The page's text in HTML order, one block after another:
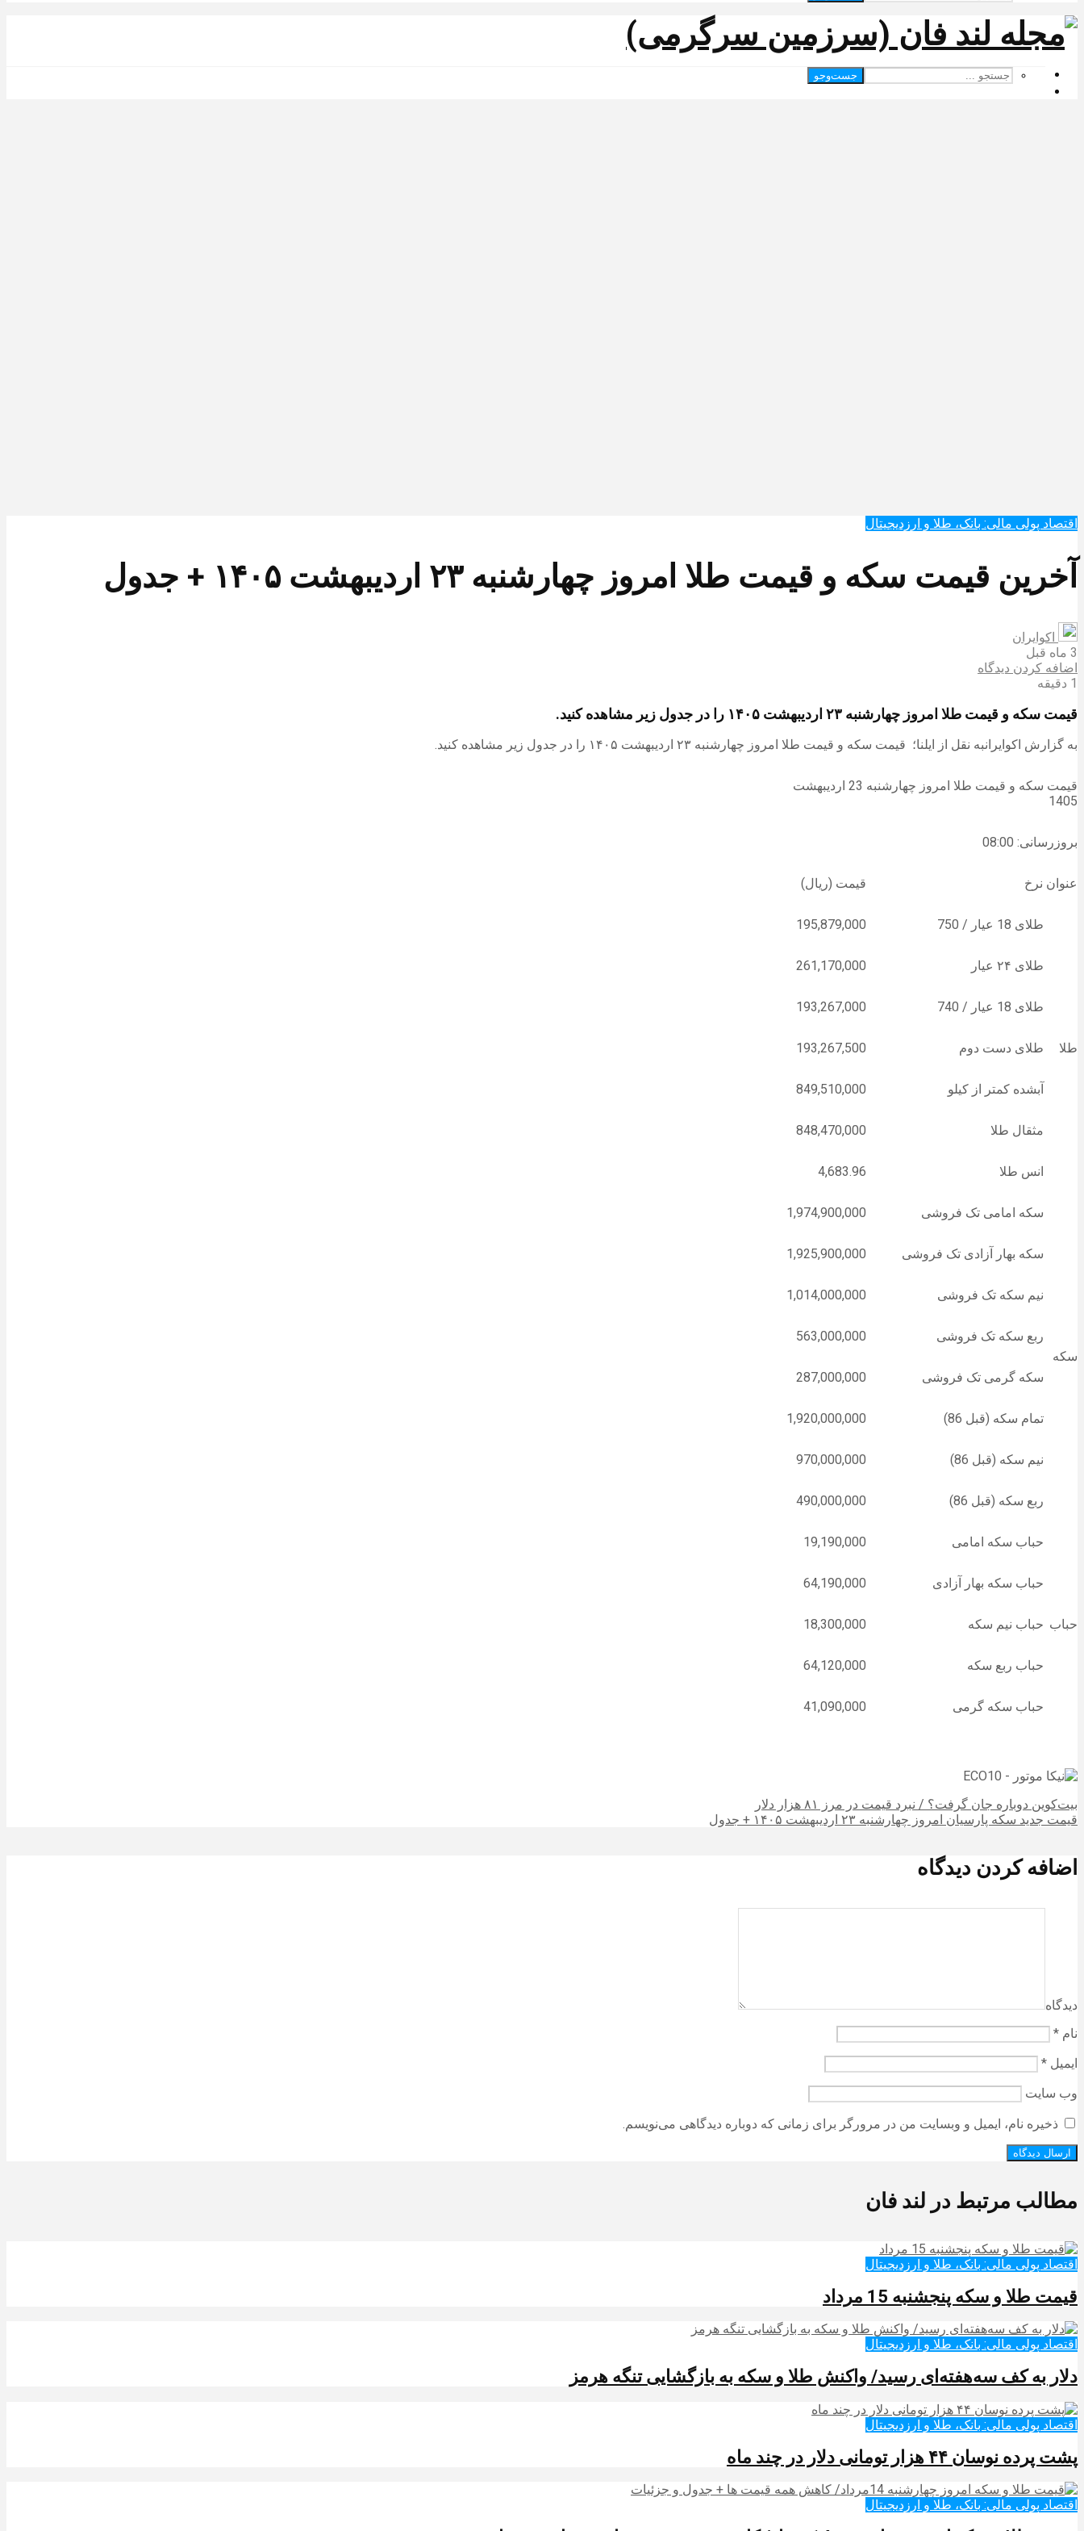
جست‌وجو
اقتصاد پولی مالی: بانک، طلا و ارزدیجیتال‌
آخرین قیمت سکه و قیمت طلا امروز چهارشنبه ۲۳ اردیبهشت ۱۴۰۵ + جدول
اکوایران
3 ماه قبل
اضافه کردن دیدگاه
1 دقیقه
قیمت سکه و قیمت طلا امروز چهارشنبه ۲۳ اردیبهشت ۱۴۰۵ را در جدول زیر مشاهده کنید.
به گزارش اکوایرانبه نقل از ایلنا؛ قیمت سکه و قیمت طلا امروز چهارشنبه ۲۳ اردیبهشت ۱۴۰۵ را در جدول زیر مشاهده کنید.
قیمت سکه و قیمت طلا امروز چهارشنبه 23 اردیبهشت
1405
بروزرسانی: 08:00
عنوان نرخ قیمت (ریال)
طلا
طلای 18 عیار / 750 195,879,000
طلای ۲۴ عیار 261,170,000
طلای 18 عیار / 740 193,267,000
طلای دست دوم 193,267,500
آبشده کمتر از کیلو 849,510,000
مثقال طلا 848,470,000
انس طلا 4,683.96
سکه
سکه امامی تک فروشی 1,974,900,000
سکه بهار آزادی تک فروشی 1,925,900,000
نیم سکه تک فروشی 1,014,000,000
ربع سکه تک فروشی 563,000,000
سکه گرمی تک فروشی 287,000,000
تمام سکه (قبل 86) 1,920,000,000
نیم سکه (قبل 86) 970,000,000
ربع سکه (قبل 86) 490,000,000
حباب
حباب سکه امامی 19,190,000
حباب سکه بهار آزادی 64,190,000
حباب نیم سکه 18,300,000
حباب ربع سکه 64,120,000
حباب سکه گرمی 41,090,000
بیت‌کوین دوباره جان گرفت؟ / نبرد قیمت در مرز ۸۱ هزار دلار
قیمت جدید سکه پارسیان امروز چهارشنبه ۲۳ اردیبهشت ۱۴۰۵ + جدول
اضافه کردن دیدگاه
دیدگاه
نام *
ایمیل *
وب‌ سایت
ذخیره نام، ایمیل و وبسایت من در مرورگر برای زمانی که دوباره دیدگاهی می‌نویسم.
مطالب مرتبط در لند فان
اقتصاد پولی مالی: بانک، طلا و ارزدیجیتال‌
قیمت طلا و سکه پنجشنبه 15 مرداد
اقتصاد پولی مالی: بانک، طلا و ارزدیجیتال‌
دلار به کف سه‌هفته‌ای رسید/ واکنش طلا و سکه به بازگشایی تنگه هرمز
اقتصاد پولی مالی: بانک، طلا و ارزدیجیتال‌
پشت پرده نوسان ۴۴ هزار تومانی دلار در چند ماه
اقتصاد پولی مالی: بانک، طلا و ارزدیجیتال‌